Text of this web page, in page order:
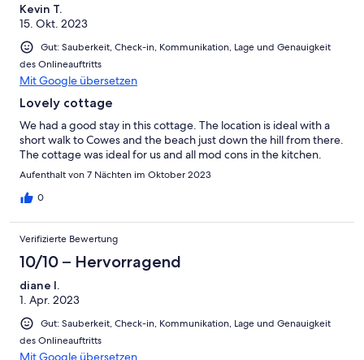
Kevin T.
15. Okt. 2023
Gut: Sauberkeit, Check-in, Kommunikation, Lage und Genauigkeit
des Onlineauftritts
Mit Google übersetzen
Lovely cottage
We had a good stay in this cottage. The location is ideal with a
short walk to Cowes and the beach just down the hill from there.
The cottage was ideal for us and all mod cons in the kitchen.
Aufenthalt von 7 Nächten im Oktober 2023
0
Verifizierte Bewertung
10/10 – Hervorragend
diane l.
1. Apr. 2023
Gut: Sauberkeit, Check-in, Kommunikation, Lage und Genauigkeit
des Onlineauftritts
Mit Google übersetzen